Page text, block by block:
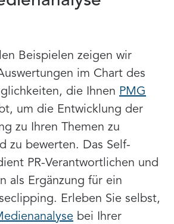
Beispielen zeigen wir
im Chart des
die Ihnen PMG
um die Entwicklung der
zu Ihren Themen zu
zu bewerten. Das Self-
PR-Verantwortlichen und
als Ergänzung für ein
Erleben Sie selbst,
bei Ihrer